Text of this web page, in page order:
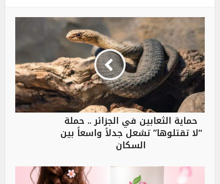
حماية الثعابين في الجزائر .. حملة
“لا تقتلوها” تشعل جدلاً واسعاً بين
السكان